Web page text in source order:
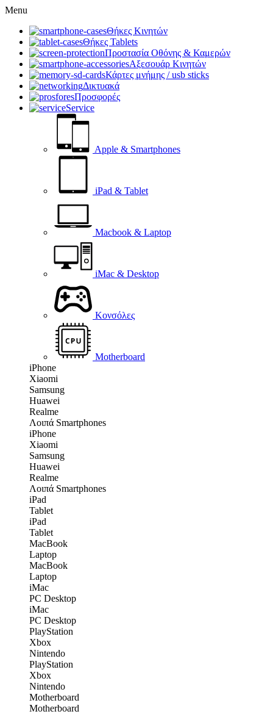
Menu
Θήκες Κινητών
Θήκες Tablets
Προστασία Οθόνης & Καμερών
Αξεσουάρ Κινητών
Κάρτες μνήμης / usb sticks
Δικτυακά
Προσφορές
Service
Apple & Smartphones
iPad & Tablet
Macbook & Laptop
iMac & Desktop
Κονσόλες
Motherboard
iPhone
Xiaomi
Samsung
Huawei
Realme
Λοιπά Smartphones
iPhone
Xiaomi
Samsung
Huawei
Realme
Λοιπά Smartphones
iPad
Tablet
iPad
Tablet
MacBook
Laptop
MacBook
Laptop
iMac
PC Desktop
iMac
PC Desktop
PlayStation
Xbox
Nintendo
PlayStation
Xbox
Nintendo
Motherboard
Motherboard